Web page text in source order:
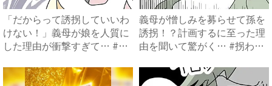
「だからって誘拐していいわ
けない！」義母が娘を人質に
した理由が衝撃すぎて… #
義母が憎しみを募らせて孫を
誘拐！？計画するに至った理
由を聞いて驚がく… #拐わ